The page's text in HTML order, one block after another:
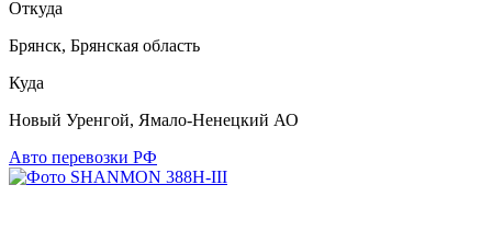
Откуда
Брянск, Брянская область
Куда
Новый Уренгой, Ямало-Ненецкий АО
Авто перевозки РФ